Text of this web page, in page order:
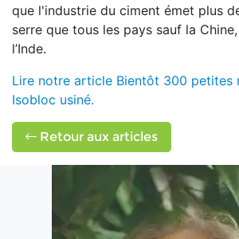
que l'industrie du ciment émet plus
serre que tous les pays sauf la
l’Inde.
Lire notre article Bientôt 300 petites
Isobloc usiné.
Retour aux articles